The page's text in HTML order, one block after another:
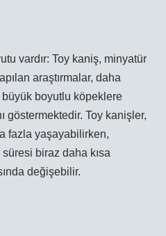
vardır: Toy kaniş, minyatür
araştırmalar, daha
boyutlu köpeklere
göstermektedir. Toy kanişler,
fazla yaşayabilirken,
biraz daha kısa
değişebilir.